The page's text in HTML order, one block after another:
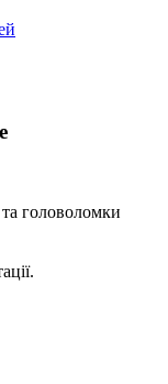
та головоломки